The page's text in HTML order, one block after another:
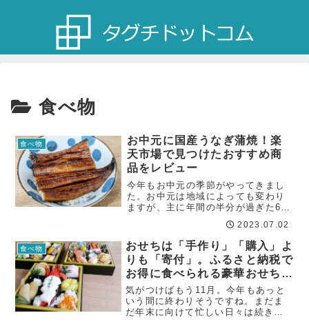
食べ物
食べ物
お中元に国産うなぎ蒲焼！楽
天市場で見つけたおすすめ商
品をレビュー
今年もお中元の季節がやってきまし
た。お中元は地域によっても変わり
ますが、主に年間の半分が過ぎた6月
っている人への感謝、一年の無事を
祈る意味を込めて贈られます。お中
元といえば”職場の上司へ”みたいなイ
メージも...
2023.07.02
食べ物
おせちは「手作り」「購入」よ
りも「寄付」。ふるさと納税で
お得に食べられる豪華おせち料
理！
気がつけばもう11月。今年もあっと
いう間に終わりそうですね。まだま
だ年末に向けて忙しい日々は続きそ